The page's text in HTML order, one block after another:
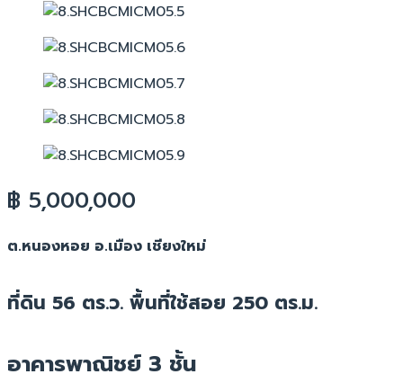
฿ 5,000,000
ต.หนองหอย อ.เมือง เชียงใหม่
ที่ดิน 56 ตร.ว. พื้นที่ใช้สอย 250 ตร.ม.
อาคารพาณิชย์ 3 ชั้น